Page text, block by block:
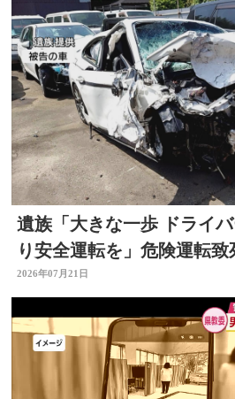
遺族「大きな一歩 ドライ
り安全運転を」危険運転
準 改正法施行
2026年07月21日